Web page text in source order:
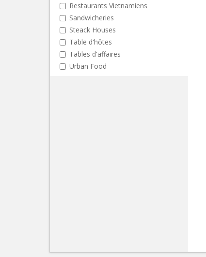
Restaurants Vietnamiens
Sandwicheries
Steack Houses
Table d'hôtes
Tables d'affaires
Urban Food